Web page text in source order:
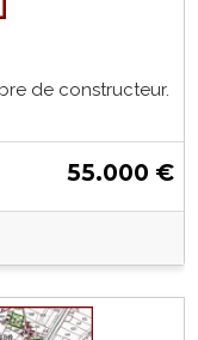
de constructeur.
55.000 €